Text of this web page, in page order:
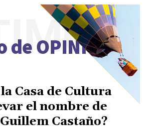
de OPINIÓN
Casa de Cultura
el nombre de
Castaño?